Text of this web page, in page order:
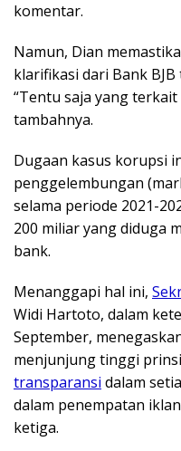
komentar.
Namun, Dian
klarifikasi dari Bank
“Tentu saja yang
tambahnya.
Dugaan kasus korupsi
penggelembungan
selama periode 2021-
200 miliar yang diduga
bank.
Menanggapi hal ini,
Widi Hartoto, dalam
September,
menjunjung tinggi
transparansi dalam
dalam penempatan
ketiga.